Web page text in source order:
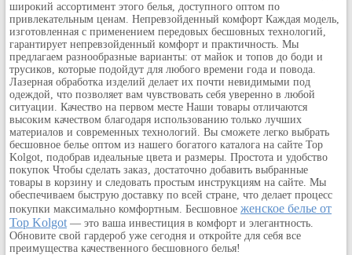
Забыли пароль?
Данные авторизации одинаковые с
сайтом 7ooo.ru
Форумы
Главная
Поиск
Новые сообщения
Беседы
Игры
Кулинария
Физкультура и спорт
Видео и Кино
Авто. Мото.
широкий ассортимент этого белья, доступного оптом по
привлекательным ценам. Непревзойденный комфорт Каждая модель,
изготовленная с применением передовых бесшовных технологий,
гарантирует непревзойденный комфорт и практичность. Мы
предлагаем разнообразные варианты: от майок и топов до боди и
трусиков, которые подойдут для любого времени года и повода.
Лазерная обработка изделий делает их почти невидимыми под
одеждой, что позволяет вам чувствовать себя уверенно в любой
ситуации. Качество на первом месте Наши товары отличаются
высоким качеством благодаря использованию только лучших
материалов и современных технологий. Вы сможете легко выбрать
бесшовное белье оптом из нашего богатого каталога на сайте Top
Kolgot, подобрав идеальные цвета и размеры. Простота и удобство
покупок Чтобы сделать заказ, достаточно добавить выбранные
товары в корзину и следовать простым инструкциям на сайте. Мы
обеспечиваем быструю доставку по всей стране, что делает процесс
покупки максимально комфортным. Бесшовное женское белье от
Top Kolgot— это ваша инвестиция в комфорт и элегантность.
Обновите свой гардероб уже сегодня и откройте для себя все
преимущества качественного бесшовного белья!